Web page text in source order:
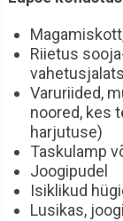
Riietus
Varuriided,
noored, kes
harjutuse)
Taskulamp
Joogipudel
Isiklikud
Lusikas,